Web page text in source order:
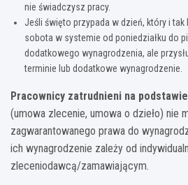
nie świadczysz pracy.
Jeśli święto przypada w dzień, który i tak
sobota w systemie od poniedziałku do
dodatkowego wynagrodzenia, ale
terminie lub dodatkowe wynagrodzenie.
Pracownicy zatrudnieni na
(umowa zlecenie, umowa o dzieło) nie
zagwarantowanego prawa do
ich wynagrodzenie zależy od
zleceniodawcą/zamawiającym.